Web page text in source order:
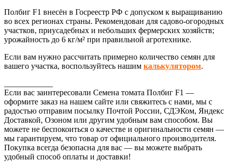
Полбиг F1 внесён в Госреестр РФ с допуском к выращиванию
во всех регионах страны. Рекомендован для садово-огородных
участков, приусадебных и небольших фермерских хозяйств;
урожайность до 6 кг/м² при правильной агротехнике.
Если вам нужно рассчитать примерно количество семян для
вашего участка, воспользуйтесь нашим калькулятором.
Если вас заинтересовали Семена томата Полбиг F1 —
оформите заказ на нашем сайте или свяжитесь с нами, мы с
радостью отправим посылку Почтой России, СДЭКом, Яндекс
Доставкой, Озоном или другим удобным вам способом. Вы
можете не беспокоиться о качестве и оригинальности семян —
мы гарантируем, что товар от официального производителя.
Покупка всегда безопасна для вас — вы можете выбрать
удобный способ оплаты и доставки!